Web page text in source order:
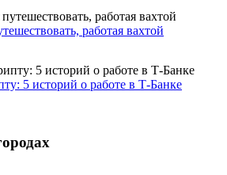
работая вахтой
5 историй о работе в Т-Банке